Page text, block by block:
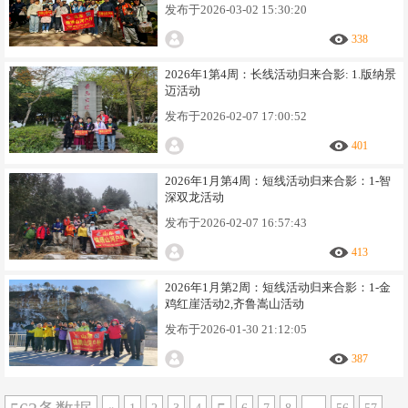
发布于2026-03-02 15:30:20
338
2026年1第4周：长线活动归来合影: 1.版纳景
迈活动
发布于2026-02-07 17:00:52
401
2026年1月第4周：短线活动归来合影：1-智
深双龙活动
发布于2026-02-07 16:57:43
413
2026年1月第2周：短线活动归来合影：1-金
鸡红崖活动2,齐鲁嵩山活动
发布于2026-01-30 21:12:05
387